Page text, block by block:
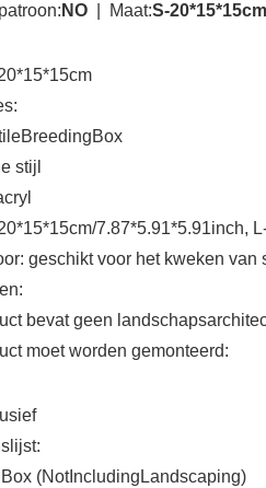
NO | Maat:S-20*15*15cm
stijl
7.87*5.91*5.91inch,
geschikt voor het kweken
bevat geen
moet worden gemonteerd:
(NotIncludingLandscaping)